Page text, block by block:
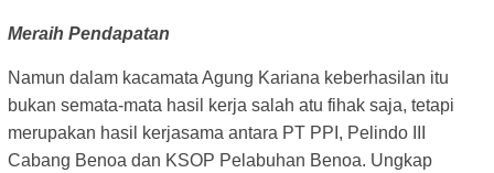
Meraih Pendapatan
Namun dalam kacamata Agung Kariana keberhasilan itu
bukan semata-mata hasil kerja salah atu fihak saja, tetapi
merupakan hasil kerjasama antara PT PPI, Pelindo III
Cabang Benoa dan KSOP Pelabuhan Benoa. Ungkap